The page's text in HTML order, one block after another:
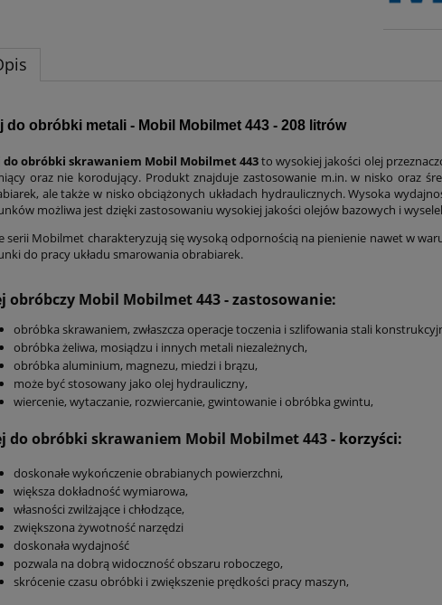
do obróbki metali - Mobil Mobilmet 443 - 208 litrów
do obróbki skrawaniem Mobil Mobilmet 443to wysokiej jakości olej
oraz nie korodujący. Produkt znajduje zastosowanie m.in. w nisko oraz
ale także w nisko obciążonych układach hydraulicznych. Wysoka
możliwa jest dzięki zastosowaniu wysokiej jakości olejów bazowych i
serii Mobilmet charakteryzują się wysoką odpornością na pienienie nawet w
do pracy układu smarowania obrabiarek.
obróbczy Mobil Mobilmet 443 - zastosowanie:
obróbka skrawaniem, zwłaszcza operacje toczenia i szlifowania stali
obróbka żeliwa, mosiądzu i innych metali niezależnych,
obróbka aluminium, magnezu, miedzi i brązu,
może być stosowany jako olej hydrauliczny,
wiercenie, wytaczanie, rozwiercanie, gwintowanie i obróbka gwintu,
do obróbki skrawaniem Mobil Mobilmet 443- korzyści:
doskonałe wykończenie obrabianych powierzchni,
większa dokładność wymiarowa,
własności zwilżające i chłodzące,
zwiększona żywotność narzędzi
doskonała wydajność
pozwala na dobrą widoczność obszaru roboczego,
skrócenie czasu obróbki i zwiększenie prędkości pracy maszyn,